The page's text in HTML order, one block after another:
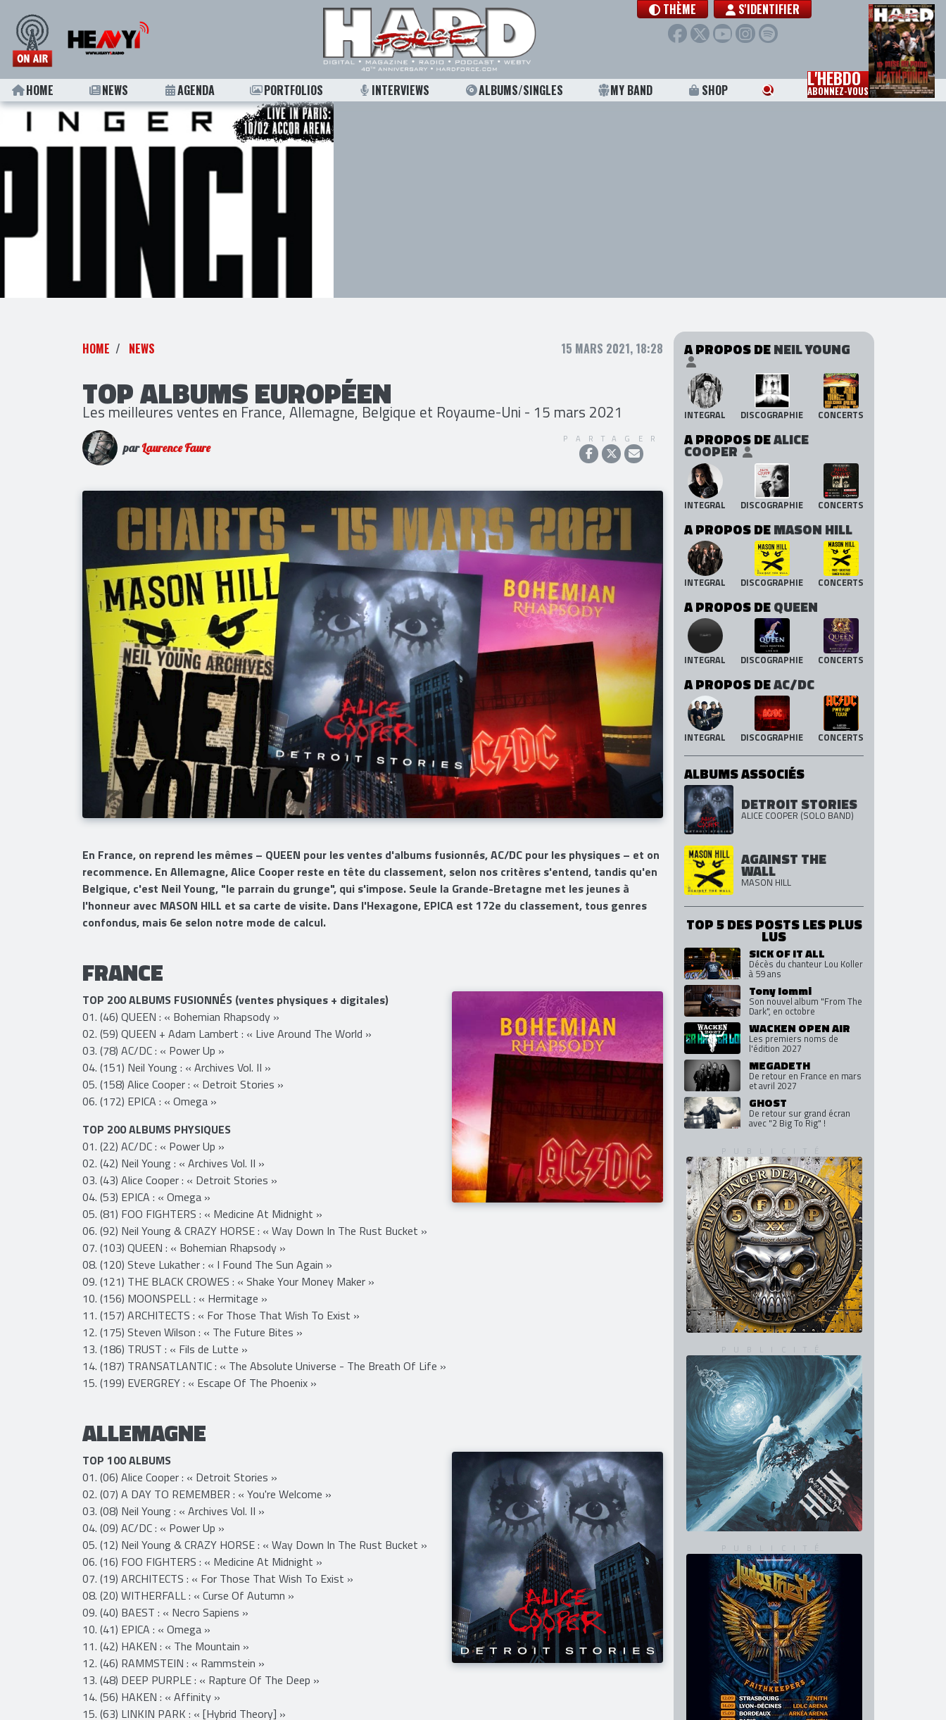
THÈME S'IDENTIFIER
HOME NEWS AGENDA PORTFOLIOS INTERVIEWS ALBUMS/SINGLES MY BAND SHOP L'HEBDO
ABONNEZ-VOUS
HOME NEWS 15 MARS 2021, 18:28
TOP ALBUMS EUROPÉEN
Les meilleures ventes en France, Allemagne, Belgique et Royaume-Uni - 15 mars 2021
parLaurence Faure
PARTAGER
En France, on reprend les mêmes – QUEEN pour les ventes d'albums fusionnés, AC/DC pour les physiques – et on
recommence. En Allemagne, Alice Cooper reste en tête du classement, selon nos critères s'entend, tandis qu'en
Belgique, c'est Neil Young, "le parrain du grunge", qui s'impose. Seule la Grande-Bretagne met les jeunes à
l'honneur avec MASON HILL et sa carte de visite. Dans l'Hexagone, EPICA est 172e du classement, tous genres
confondus, mais 6e selon notre mode de calcul.
FRANCE​
TOP 200 ALBUMS FUSIONNÉS (ventes physiques + digitales)
01. (46) QUEEN : « Bohemian Rhapsody »
02. (59) QUEEN + Adam Lambert : « Live Around The World »
03. (78) AC/DC : « Power Up »
04. (151) Neil Young : « Archives Vol. II »
05. (158) Alice Cooper : « Detroit Stories »
06. (172) EPICA : « Omega »
TOP 200 ALBUMS PHYSIQUES
01. (22) AC/DC : « Power Up »
02. (42) Neil Young : « Archives Vol. II »
03. (43) Alice Cooper : « Detroit Stories »
04. (53) EPICA : « Omega »
05. (81) FOO FIGHTERS : « Medicine At Midnight »
06. (92) Neil Young & CRAZY HORSE : « Way Down In The Rust Bucket »
07. (103) QUEEN : « Bohemian Rhapsody »
08. (120) Steve Lukather : « I Found The Sun Again »
09. (121) THE BLACK CROWES : « Shake Your Money Maker »
10. (156) MOONSPELL : « Hermitage »
11. (157) ARCHITECTS : « For Those That Wish To Exist »
12. (175) Steven Wilson : « The Future Bites »
13. (186) TRUST : « Fils de Lutte »
14. (187) TRANSATLANTIC : « The Absolute Universe - The Breath Of Life »
15. (199) EVERGREY : « Escape Of The Phoenix »​
ALLEMAGNE
TOP 100 ALBUMS
01. (06) Alice Cooper : « Detroit Stories »
02. (07) A DAY TO REMEMBER : « You're Welcome »
03. (08) Neil Young : « Archives Vol. II »
04. (09) AC/DC : « Power Up »
05. (12) Neil Young & CRAZY HORSE : « Way Down In The Rust Bucket »
06. (16) FOO FIGHTERS : « Medicine At Midnight »
07. (19) ARCHITECTS : « For Those That Wish To Exist »
08. (20) WITHERFALL : « Curse Of Autumn »
09. (40) BAEST : « Necro Sapiens »
10. (41) EPICA : « Omega »
11. (42) HAKEN : « The Mountain »
12. (46) RAMMSTEIN : « Rammstein »
13. (48) DEEP PURPLE : « Rapture Of The Deep »
14. (56) HAKEN : « Affinity »
15. (63) LINKIN PARK : « [Hybrid Theory] »
A PROPOS DENEIL YOUNG
INTEGRAL DISCOGRAPHIE CONCERTS
A PROPOS DEALICE
COOPER
INTEGRAL DISCOGRAPHIE CONCERTS
A PROPOS DEMASON HILL
INTEGRAL DISCOGRAPHIE CONCERTS
A PROPOS DEQUEEN
INTEGRAL DISCOGRAPHIE CONCERTS
A PROPOS DEAC/DC
INTEGRAL DISCOGRAPHIE CONCERTS
ALBUMS ASSOCIÉS
DETROIT STORIES
ALICE COOPER (SOLO BAND)
AGAINST THE
WALL
MASON HILL
TOP 5 DES POSTS LES PLUS
LUS
SICK OF IT ALL
Décès du chanteur Lou Koller
à 59 ans
Tony Iommi
Son nouvel album "From The
Dark", en octobre
WACKEN OPEN AIR
Les premiers noms de
l'édition 2027
MEGADETH
De retour en France en mars
et avril 2027
GHOST
De retour sur grand écran
avec "2 Big To Rig" !